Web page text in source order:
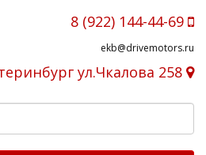
8 (922) 144-44-69
ekb@drivemotors.ru
ул.Чкалова 258